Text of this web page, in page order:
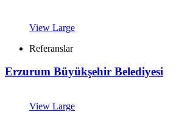
View Large
Referanslar
Erzurum Büyükşehir Belediyesi
View Large